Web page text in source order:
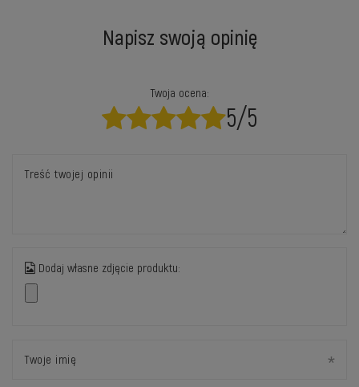
Napisz swoją opinię
Twoja ocena:
5/5
Treść twojej opinii
Dodaj własne zdjęcie produktu:
Twoje imię